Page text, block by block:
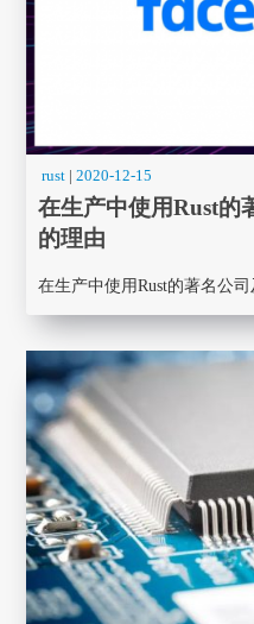
rust |2020-12-15
在生产中使用Rust的
的理由
在生产中使用Rust的著名公